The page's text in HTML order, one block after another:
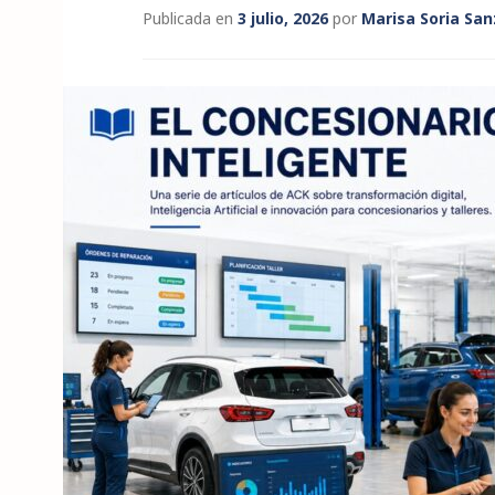
Publicada en 3 julio, 2026por Marisa Soria